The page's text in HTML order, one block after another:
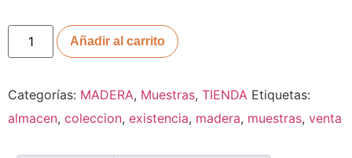
Añadir al carrito
Categorías: MADERA, Muestras, TIENDA Etiquetas:
almacen, coleccion, existencia, madera, muestras, venta